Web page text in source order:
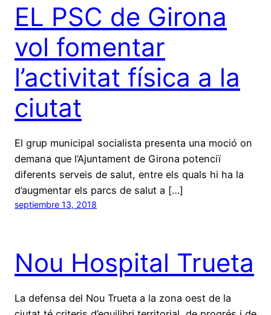
EL PSC de Girona
vol fomentar
l’activitat física a la
ciutat
El grup municipal socialista presenta una moció on
demana que l’Ajuntament de Girona potenciï
diferents serveis de salut, entre els quals hi ha la
d’augmentar els parcs de salut a […]
septiembre 13, 2018
Nou Hospital Trueta
La defensa del Nou Trueta a la zona oest de la